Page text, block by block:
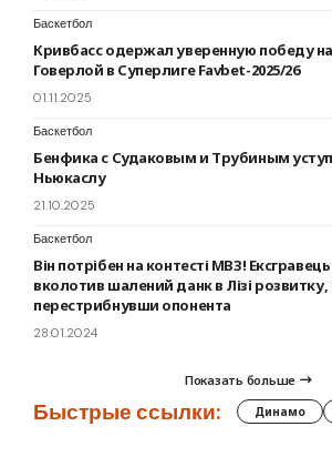
Баскетбол
Кривбасс одержал уверенную победу
Говерлой в Суперлиге Favbet-2025/26
01.11.2025
Баскетбол
Бенфика с Судаковым и Трубиным
Ньюкаслу
21.10.2025
Баскетбол
Він потрібен на контесті МВЗ! Ексгравець
вколотив шалений данк в Лізі розвитку,
перестрибнувши опонента
28.01.2024
Показать больше
Быстрые ссылки: Динамо